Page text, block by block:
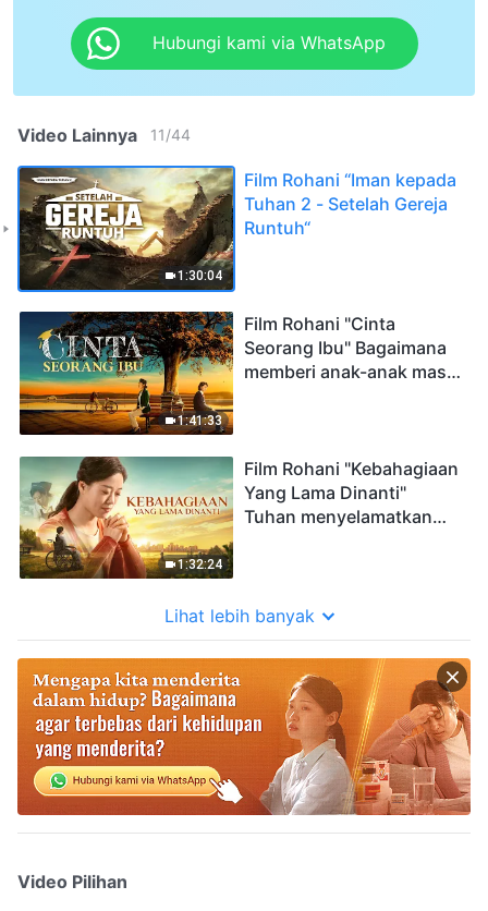
Hubungi kami via WhatsApp
Video Lainnya 11/44
1:30:04
Film Rohani “Iman kepada
Tuhan 2 - Setelah Gereja
Runtuh“
1:41:33
Film Rohani "Cinta
Seorang Ibu" Bagaimana
memberi anak-anak masa
1:32:24
Film Rohani "Kebahagiaan
Yang Lama Dinanti"
Tuhan menyelamatkan
Lihat lebih banyak
Video Pilihan